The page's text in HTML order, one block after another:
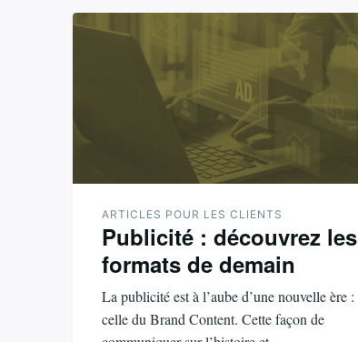
ARTICLES POUR LES CLIENTS
Publicité : découvrez les
formats de demain
La publicité est à l’aube d’une nouvelle ère :
celle du Brand Content. Cette façon de